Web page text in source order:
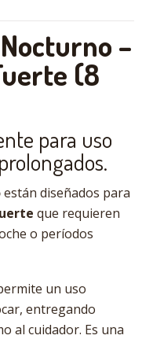
–
(8
para uso
están diseñados para
que requieren
o períodos
un uso
entregando
al cuidador. Es una